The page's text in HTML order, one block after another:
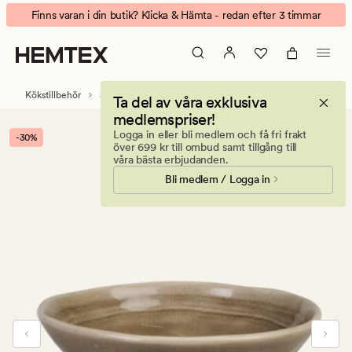
Malin
skål
greige
Animerad
banner.
Klicka
på
att
pausa.
Finns varan i din butik? Klicka & Hämta - redan efter 3 timmar
Ta del av våra exklusiva
medlemspriser!
Logga in eller bli medlem och få fri frakt
över 699 kr till ombud samt tillgång till
våra bästa erbjudanden.
Bli medlem / Logga in
Kökstillbehör Skålar & bunkar
-30%